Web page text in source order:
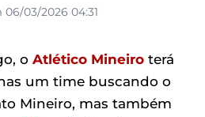
03/2026 04:31
o Atlético Mineiro terá
um time buscando o
Mineiro, mas também